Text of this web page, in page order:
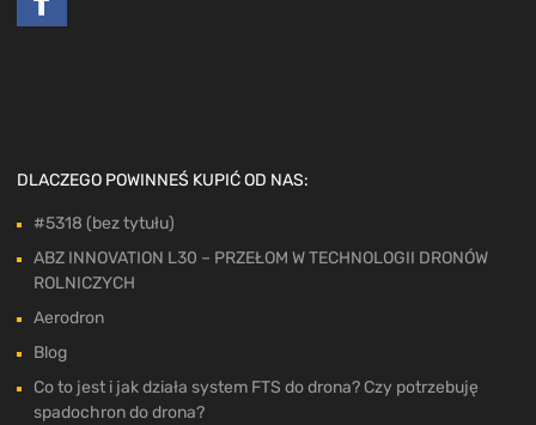
DLACZEGO POWINNEŚ KUPIĆ OD NAS:
#5318 (bez tytułu)
ABZ INNOVATION L30 – PRZEŁOM W TECHNOLOGII DRONÓW
ROLNICZYCH
Aerodron
Blog
Co to jest i jak działa system FTS do drona? Czy potrzebuję
spadochron do drona?